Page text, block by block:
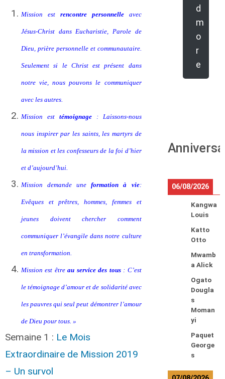
Mission est rencontre personnelleavec
Jésus-Christ dans Eucharistie, Parole de
Dieu, prière personnelle et communautaire.
Seulement si le Christ est présent dans
notre vie, nous pouvons le communiquer
avec les autres.
Mission est témoignage: Laissons-nous
nous inspirer par les saints, les martyrs de
la mission et les confesseurs de la foi d’hier
et d’aujourd’hui.
Mission demande uneformation à vie:
Evêques et prêtres, hommes, femmes et
jeunes doivent chercher comment
communiquer l’évangile dans notre culture
en transformation.
Mission est êtreau service des tous: C’est
le témoignage d’amour et de solidarité avec
les pauvres qui seul peut démontrer l’amour
de Dieu pour tous. »
Semaine 1 : Le Mois
Extraordinaire de Mission 2019
– Un survol
d
m
o
r
e
06/08/2026
Kangwa
Louis
Katto
Otto
Mwamb
a Alick
Ogato
Dougla
s
Moman
yi
Paquet
George
s